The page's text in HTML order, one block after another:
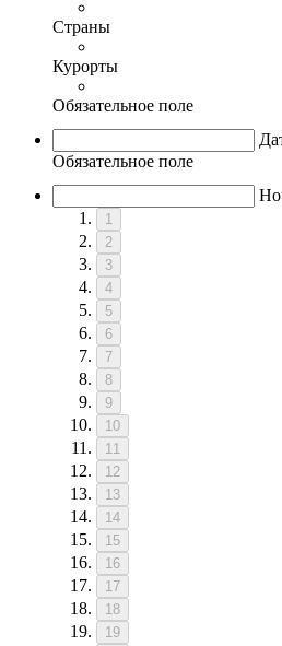
Страны
Курорты
Обязательное поле
Обязательное поле
1
2
3
4
5
6
7
8
9
10
11
12
13
14
15
16
17
18
19